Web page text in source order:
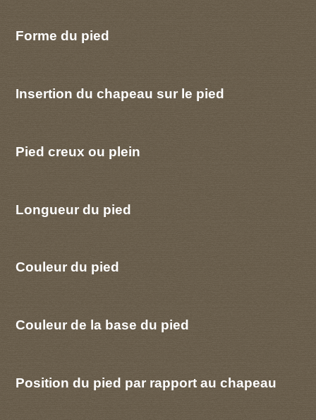
Forme du pied
Insertion du chapeau sur le pied
Pied creux ou plein
Longueur du pied
Couleur du pied
Couleur de la base du pied
Position du pied par rapport au chapeau